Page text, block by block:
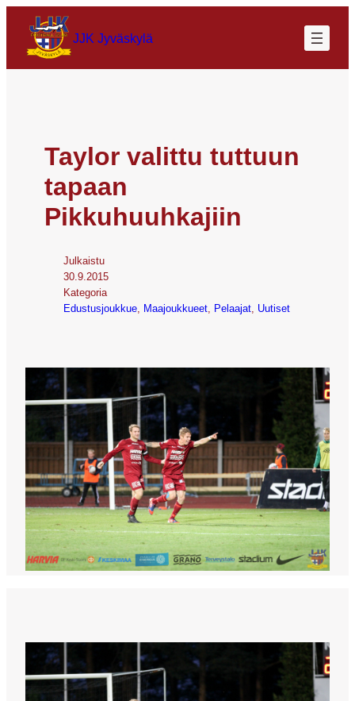
JJK Jyväskylä
Taylor valittu tuttuun
tapaan
Pikkuhuuhkajiin
Julkaistu
30.9.2015
Kategoria
Edustusjoukkue Maajoukkueet Pelaajat Uutiset